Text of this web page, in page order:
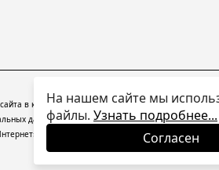
в какой бы то ни было форме без письменного
данныхНа информационном ресурсе
находящихся на территории Российской
На нашем сайте мы
файлы. Узнать подробнее...
Согласен